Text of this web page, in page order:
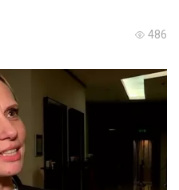
486